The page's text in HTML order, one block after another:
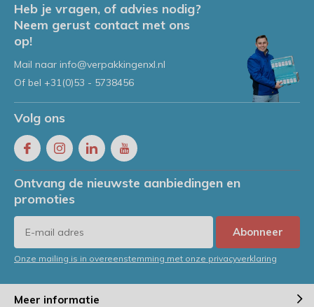
Heb je vragen, of advies nodig?
Neem gerust contact met ons
op!
Mail naar info@verpakkingenxl.nl
Of bel +31(0)53 - 5738456
Volg ons
Ontvang de nieuwste aanbiedingen en
promoties
Abonneer
Onze mailing is in overeenstemming met onze privacyverklaring
Meer informatie